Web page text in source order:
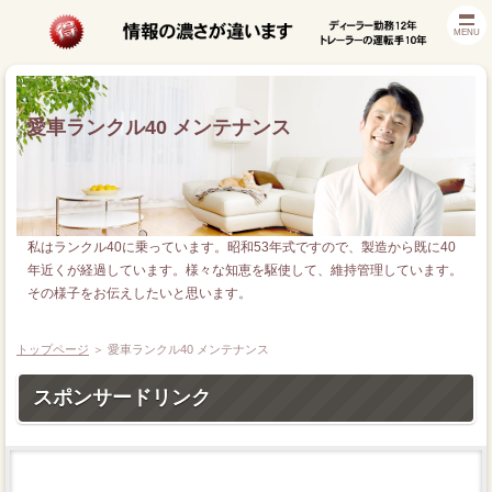
愛車ランクル40 メンテナンス
私はランクル40に乗っています。昭和53年式ですので、製造から既に40
年近くが経過しています。様々な知恵を駆使して、維持管理しています。
その様子をお伝えしたいと思います。
MENU
等級プロテクト廃止対策
トップページ ＞ 愛車ランクル40 メンテナンス
スポンサードリンク